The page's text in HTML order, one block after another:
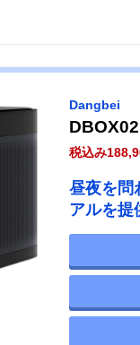
Dangbei
DBOX02
税込み
昼夜を問
アルを提